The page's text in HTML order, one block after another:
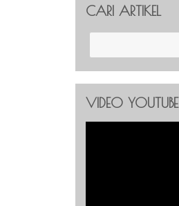
CARI ARTIKEL
VIDEO YOUTUBE